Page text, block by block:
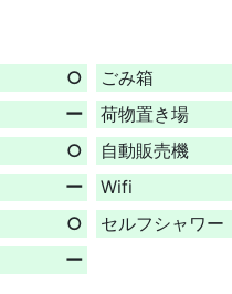
○ ごみ箱
ー 荷物置き場
○ 自動販売機
ー Wifi
○ セルフシャワー
ー